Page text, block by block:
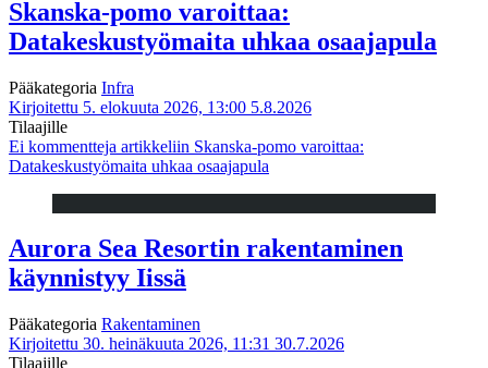
Skanska-pomo varoittaa:
Datakeskustyömaita uhkaa osaajapula
Pääkategoria Infra
Kirjoitettu 5. elokuuta 2026, 13:00 5.8.2026
Tilaajille
Ei kommentteja artikkeliin Skanska-pomo varoittaa:
Datakeskustyömaita uhkaa osaajapula
Aurora Sea Resortin rakentaminen
käynnistyy Iissä
Pääkategoria Rakentaminen
Kirjoitettu 30. heinäkuuta 2026, 11:31 30.7.2026
Tilaajille